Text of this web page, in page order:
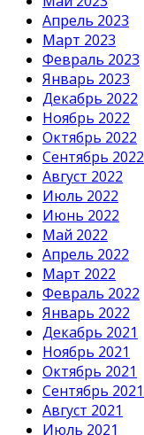
Апрель 2023
Март 2023
Февраль 2023
Январь 2023
Декабрь 2022
Ноябрь 2022
Октябрь 2022
Сентябрь 2022
Август 2022
Июль 2022
Июнь 2022
Май 2022
Апрель 2022
Март 2022
Февраль 2022
Январь 2022
Декабрь 2021
Ноябрь 2021
Октябрь 2021
Сентябрь 2021
Август 2021
Июль 2021